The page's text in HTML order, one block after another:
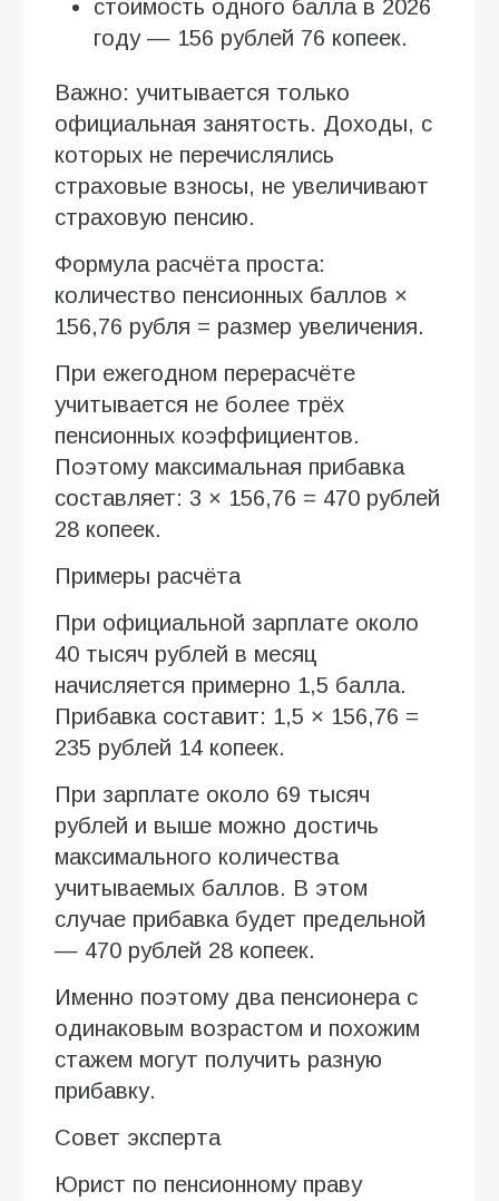
стоимость одного балла в 2026
году — 156 рублей 76 копеек.
Важно: учитывается только
официальная занятость. Доходы, с
которых не перечислялись
страховые взносы, не увеличивают
страховую пенсию.
Формула расчёта проста:
количество пенсионных баллов ×
156,76 рубля = размер увеличения.
При ежегодном перерасчёте
учитывается не более трёх
пенсионных коэффициентов.
Поэтому максимальная прибавка
составляет: 3 × 156,76 = 470 рублей
28 копеек.
Примеры расчёта
При официальной зарплате около
40 тысяч рублей в месяц
начисляется примерно 1,5 балла.
Прибавка составит: 1,5 × 156,76 =
235 рублей 14 копеек.
При зарплате около 69 тысяч
рублей и выше можно достичь
максимального количества
учитываемых баллов. В этом
случае прибавка будет предельной
— 470 рублей 28 копеек.
Именно поэтому два пенсионера с
одинаковым возрастом и похожим
стажем могут получить разную
прибавку.
Совет эксперта
Юрист по пенсионному праву